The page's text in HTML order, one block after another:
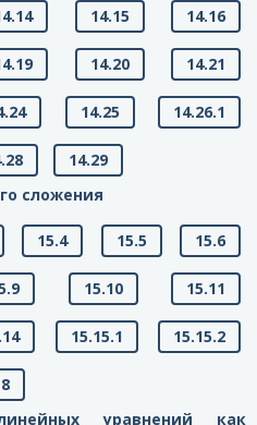
14.15 14.16
14.20 14.21
14.25 14.26.1
14.29
сложения
15.4 15.5 15.6
15.10 15.11
15.15.1 15.15.2
уравнений как